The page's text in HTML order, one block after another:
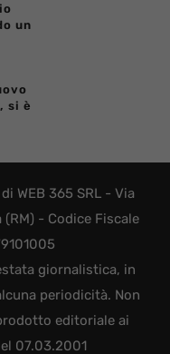
un
si è
WEB 365 SRL - Via
(RM) - Codice Fiscale
giornalistica, in
periodicità. Non
editoriale ai
07.03.2001